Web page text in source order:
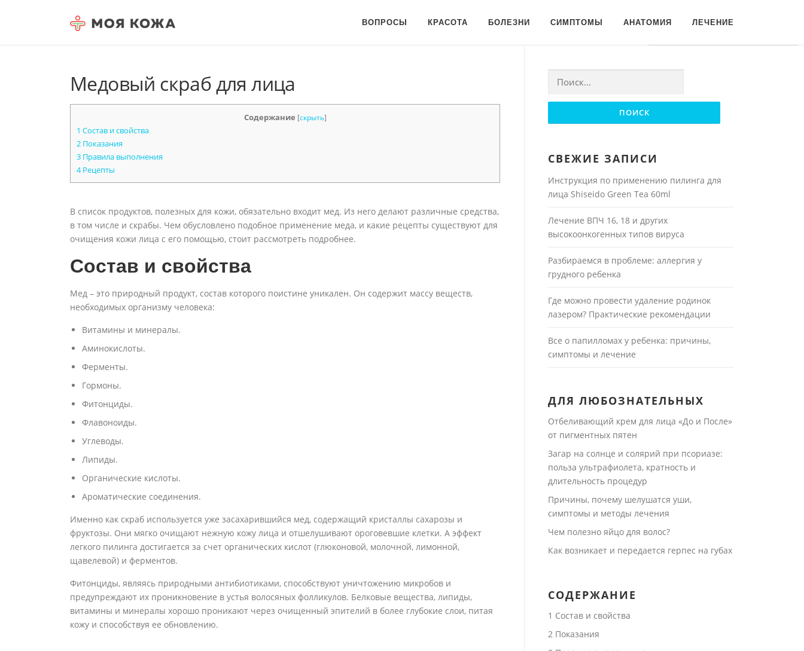
ВОПРОСЫ КРАСОТА БОЛЕЗНИ СИМПТОМЫ АНАТОМИЯ ЛЕЧЕНИЕ
Медовый скраб для лица
Содержание [скрыть]
1 Состав и свойства
2 Показания
3 Правила выполнения
4Рецепты
В список продуктов, полезных для кожи, обязательно входит мед. Из него делают различные средства,
в том числе и скрабы. Чем обусловлено подобное применение меда, и какие рецепты существуют для
очищения кожи лица с его помощью, стоит рассмотреть подробнее.
Состав и свойства
Мед – это природный продукт, состав которого поистине уникален. Он содержит массу веществ,
необходимых организму человека:
Витамины и минералы.
Аминокислоты.
Ферменты.
Гормоны.
Фитонциды.
Флавоноиды.
Углеводы.
Липиды.
Органические кислоты.
Ароматические соединения.
Именно как скраб используется уже засахарившийся мед, содержащий кристаллы сахарозы и
фруктозы. Они мягко очищают нежную кожу лица и отшелушивают ороговевшие клетки. А эффект
легкого пилинга достигается за счет органических кислот (глюконовой, молочной, лимонной,
щавелевой) и ферментов.
Фитонциды, являясь природными антибиотиками, способствуют уничтожению микробов и
предупреждают их проникновение в устья волосяных фолликулов. Белковые вещества, липиды,
витамины и минералы хорошо проникают через очищенный эпителий в более глубокие слои, питая
кожу и способствуя ее обновлению.
Найти:
СВЕЖИЕ ЗАПИСИ
Инструкция по применению пилинга для
лица Shiseido Green Tea 60ml
Лечение ВПЧ 16, 18 и других
высокоонкогенных типов вируса
Разбираемся в проблеме: аллергия у
грудного ребенка
Где можно провести удаление родинок
лазером? Практические рекомендации
Все о папилломах у ребенка: причины,
симптомы и лечение
ДЛЯ ЛЮБОЗНАТЕЛЬНЫХ
Отбеливающий крем для лица «До и После»
от пигментных пятен
Загар на солнце и солярий при псориазе:
польза ультрафиолета, кратность и
длительность процедур
Причины, почему шелушатся уши,
симптомы и методы лечения
Чем полезно яйцо для волос?
Как возникает и передается герпес на губах
СОДЕРЖАНИЕ
1 Состав и свойства
2Показания
Для любых предложений по